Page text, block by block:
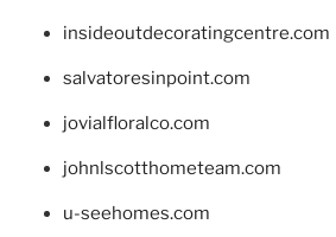
insideoutdecoratingcentre.com
salvatoresinpoint.com
jovialfloralco.com
johnlscotthometeam.com
u-seehomes.com